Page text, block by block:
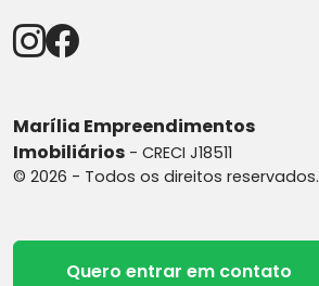
Marília Empreendimentos
Imobiliários - CRECI J18511
© 2026 - Todos os direitos reservados.
Quero entrar em contato